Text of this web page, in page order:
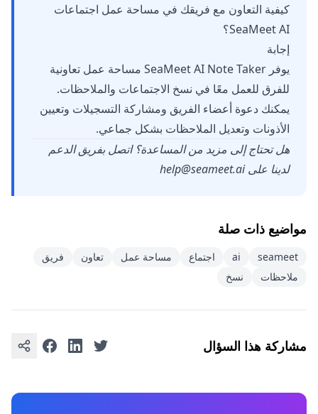
كيفية التعاون مع فريقك في مساحة عمل اجتماعات
SeaMeet AI؟
إجابة
يوفر SeaMeet AI Note Taker مساحة عمل تعاونية
للفرق للعمل معًا في نسخ الاجتماعات والملاحظات.
يمكنك دعوة أعضاء الفريق ومشاركة التسجيلات وتعيين
الأذونات وتعديل الملاحظات بشكل جماعي.
هل تحتاج إلى مزيد من المساعدة؟ اتصل بفريق الدعم
لدينا علىhelp@seameet.ai
مواضيع ذات صلة
seameet
ai اجتماع مساحة عمل تعاون
فريق
ملاحظات
نسخ
مشاركة هذا السؤال